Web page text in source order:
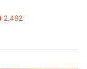
2.492